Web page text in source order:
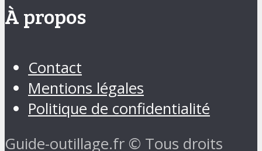
À propos
Contact
Mentions légales
Politique de confidentialité
Guide-outillage.fr © Tous droits